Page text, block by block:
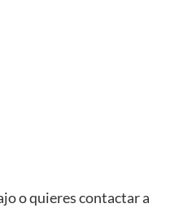
o quieres contactar a